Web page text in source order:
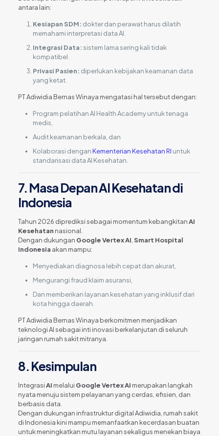
antara lain:
Kesiapan SDM: dokter dan perawat harus dilatih
memahami interpretasi data AI.
Integrasi Data:sistem lama sering kali tidak
kompatibel.
Privasi Pasien: diperlukan kebijakan keamanan data
yang ketat.
PT Adiwidia Bernas Winaya mengatasi hal tersebut dengan:
Program pelatihan AI Health Academy untuk tenaga
medis,
Audit keamanan berkala, dan
Kolaborasi denganKementerian Kesehatan RI untuk
standarisasi data AI Kesehatan.
7. Masa Depan AI Kesehatan di
Indonesia
Tahun 2026 diprediksi sebagai momentum kebangkitanAI
Kesehatan nasional.
Dengan dukungan Google Vertex AI Smart Hospital
Indonesia akan mampu:
Menyediakan diagnosa lebih cepat dan akurat,
Mengurangi fraud klaim asuransi,
Dan memberikan layanan kesehatan yang inklusif dari
kota hingga daerah.
PT Adiwidia Bernas Winaya berkomitmen menjadikan
teknologi AI sebagai inti inovasi berkelanjutan di seluruh
jaringan rumah sakit mitranya.
8. Kesimpulan
IntegrasiAI melalui Google Vertex AI merupakan langkah
nyata menuju sistem pelayanan yang cerdas, efisien, dan
berbasis data.
Dengan dukungan infrastruktur digital Adiwidia, rumah sakit
di Indonesia kini mampu memanfaatkan kecerdasan buatan
untuk meningkatkan mutu layanan sekaligus menekan biaya